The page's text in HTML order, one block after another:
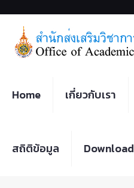
Home เกี่ยวกับเรา
สถิติข้อมูล Download